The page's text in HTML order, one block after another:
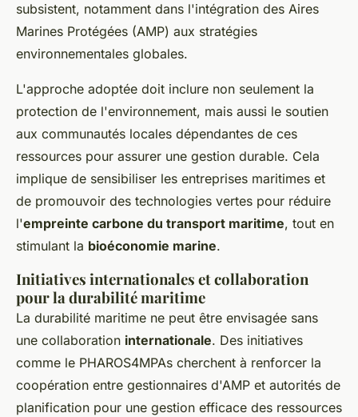
subsistent, notamment dans l'intégration des Aires
Marines Protégées (AMP) aux stratégies
environnementales globales.
L'approche adoptée doit inclure non seulement la
protection de l'environnement, mais aussi le soutien
aux communautés locales dépendantes de ces
ressources pour assurer une gestion durable. Cela
implique de sensibiliser les entreprises maritimes et
de promouvoir des technologies vertes pour réduire
l'empreinte carbone du transport maritime, tout en
stimulant la bioéconomie marine.
Initiatives internationales et collaboration
pour la durabilité maritime
La durabilité maritime ne peut être envisagée sans
une collaboration internationale. Des initiatives
comme le PHAROS4MPAs cherchent à renforcer la
coopération entre gestionnaires d'AMP et autorités de
planification pour une gestion efficace des ressources